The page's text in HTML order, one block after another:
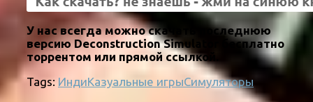
У нас всегда можно скачать последнюю
версию Deconstruction Simulator бесплатно
торрентом или прямой ссылкой.
Tags: ИндиКазуальные игрыСимуляторы